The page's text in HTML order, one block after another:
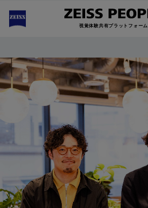
視覚体験共有プラットフォーム